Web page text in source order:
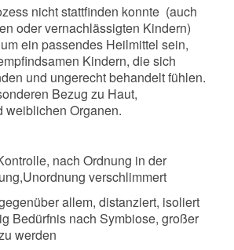
nicht stattfinden konnte (auch
oder vernachlässigten Kindern)
ein passendes Heilmittel sein,
Kindern, die sich
und ungerecht behandelt fühlen.
Bezug zu Haut,
weiblichen Organen.
nach Ordnung in der
verschlimmert
allem, distanziert, isoliert
Bedürfnis nach Symbiose, großer
werden